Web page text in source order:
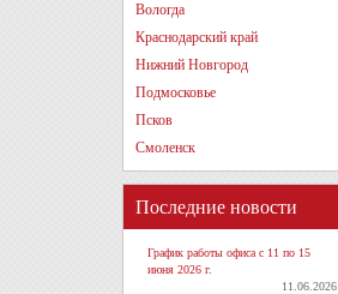
Вологда
Краснодарский край
Нижний Новгород
Подмосковье
Псков
Смоленск
Последние новости
График работы офиса с 11 по 15
июня 2026 г.
11.06.2026